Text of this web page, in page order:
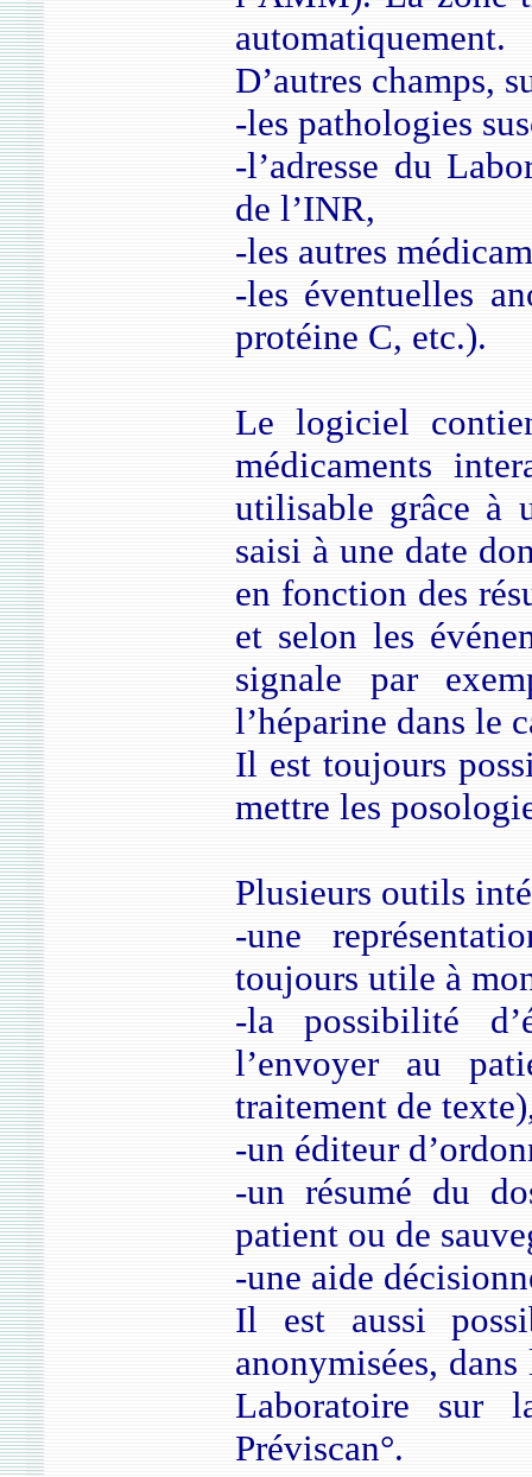
automatiquement.
D’autres champs,
-les pathologies
-l’adresse du
de l’INR,
-les autres
-les éventuelles
protéine C, etc.).
Le logiciel
médicaments
utilisable grâce à
saisi à une date
en fonction des
et selon les
signale par
l’héparine dans le
Il est toujours
mettre les
Plusieurs outils
-une
toujours utile à
-la possibilité
l’envoyer au
traitement de
-un éditeur
-un résumé du
patient ou de
-une aide
Il est aussi
anonymisées,
Laboratoire sur
Préviscan°.